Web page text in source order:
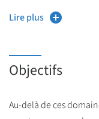
évaluation de
optimisation
Plus d'informations sur :
initiale
Lire plus
Objectifs
Au-delà de ces